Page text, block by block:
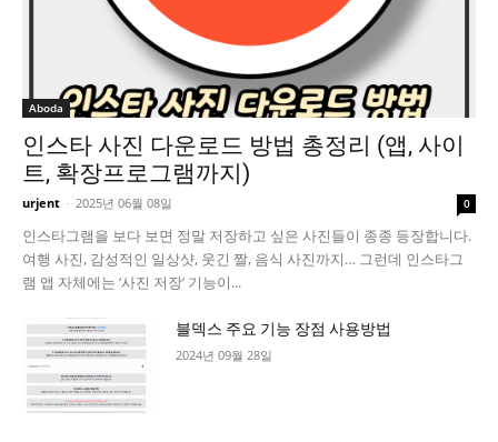
Aboda
인스타 사진 다운로드 방법 총정리 (앱, 사이
트, 확장프로그램까지)
urjent - 2025년 06월 08일 0
인스타그램을 보다 보면 정말 저장하고 싶은 사진들이 종종 등장합니다.
여행 사진, 감성적인 일상샷, 웃긴 짤, 음식 사진까지… 그런데 인스타그
램 앱 자체에는 ‘사진 저장’ 기능이...
블덱스 주요 기능 장점 사용방법
2024년 09월 28일